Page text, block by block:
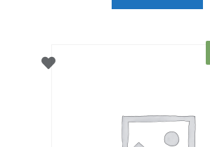
5